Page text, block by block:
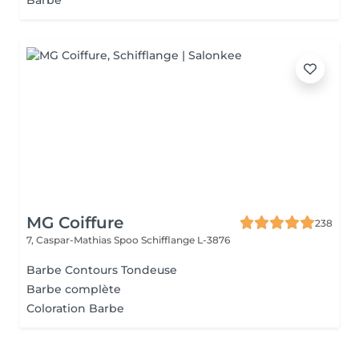
MG Coiffure
238
7, Caspar-Mathias Spoo Schifflange L-3876
Barbe Contours Tondeuse
Barbe complète
Coloration Barbe